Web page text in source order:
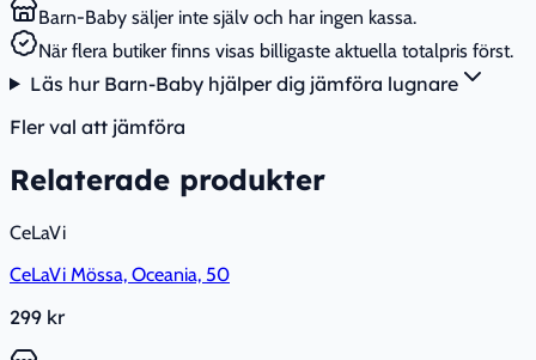
Barn-Baby säljer inte själv och har ingen kassa.
När flera butiker finns visas billigaste aktuella totalpris först.
Läs hur Barn-Baby hjälper dig jämföra lugnare
Fler val att jämföra
Relaterade produkter
CeLaVi
CeLaVi Mössa, Oceania, 50
299 kr